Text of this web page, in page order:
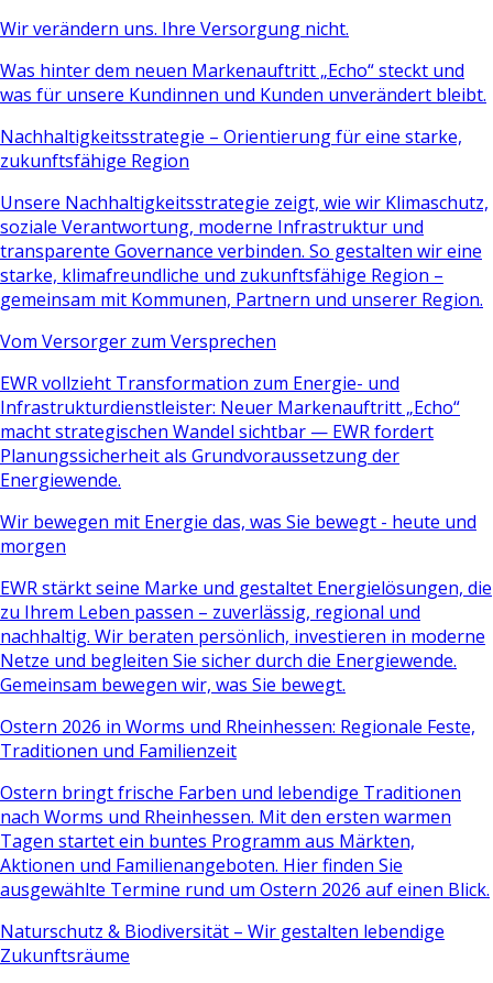
Wir verändern uns. Ihre Versorgung nicht.
Was hinter dem neuen Markenauftritt „Echo“ steckt und
was für unsere Kundinnen und Kunden unverändert bleibt.
Nachhaltigkeitsstrategie – Orientierung für eine starke,
zukunftsfähige Region
Unsere Nachhaltigkeitsstrategie zeigt, wie wir Klimaschutz,
soziale Verantwortung, moderne Infrastruktur und
transparente Governance verbinden. So gestalten wir eine
starke, klimafreundliche und zukunftsfähige Region –
gemeinsam mit Kommunen, Partnern und unserer Region.
Vom Versorger zum Versprechen
EWR vollzieht Transformation zum Energie- und
Infrastrukturdienstleister: Neuer Markenauftritt „Echo“
macht strategischen Wandel sichtbar — EWR fordert
Planungssicherheit als Grundvoraussetzung der
Energiewende.
Wir bewegen mit Energie das, was Sie bewegt - heute und
morgen
EWR stärkt seine Marke und gestaltet Energielösungen, die
zu Ihrem Leben passen – zuverlässig, regional und
nachhaltig. Wir beraten persönlich, investieren in moderne
Netze und begleiten Sie sicher durch die Energiewende.
Gemeinsam bewegen wir, was Sie bewegt.
Ostern 2026 in Worms und Rheinhessen: Regionale Feste,
Traditionen und Familienzeit
Ostern bringt frische Farben und lebendige Traditionen
nach Worms und Rheinhessen. Mit den ersten warmen
Tagen startet ein buntes Programm aus Märkten,
Aktionen und Familienangeboten. Hier finden Sie
ausgewählte Termine rund um Ostern 2026 auf einen Blick.
Naturschutz & Biodiversität – Wir gestalten lebendige
Zukunftsräume